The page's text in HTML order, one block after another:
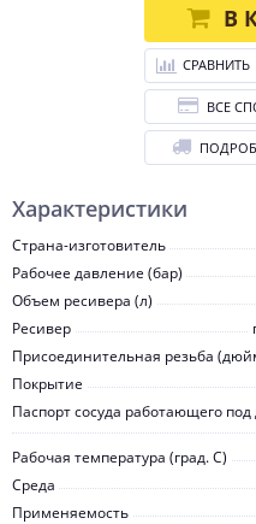
Характеристики
Страна-изготовитель
Рабочее давление (бар)
Объем ресивера (л)
Ресивер
Присоединительная резьба
Покрытие
Паспорт сосуда работающего
Рабочая температура (град. C)
Среда
Применяемость
В
СРАВНИТЬ
ВСЕ